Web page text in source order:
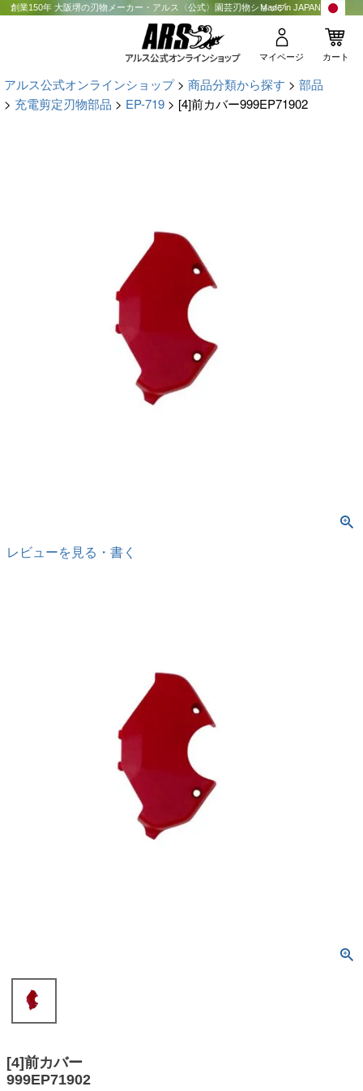
創業150年 大阪堺の刃物メーカー・アルス〈公式〉園芸刃物ショップMade in JAPAN
マイページ カート
アルス公式オンラインショップ 商品分類から探す
部品
充電剪定刃物部品
EP-719 [4]前カバー999EP71902
レビューを見る・書く
[4]前カバー
999EP71902